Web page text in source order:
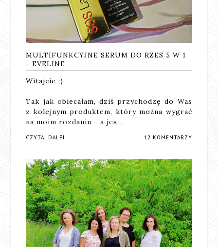
MULTIFUNKCYJNE SERUM DO RZES 5 W 1
- EVELINE
Witajcie ;)
Tak jak obiecałam, dziś przychodzę do Was
z kolejnym produktem, który można wygrać
na moim rozdaniu - a jes…
CZYTAJ DALEJ 12 KOMENTARZY